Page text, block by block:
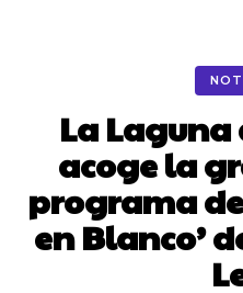
La
acoge la
programa de
en Blanco’